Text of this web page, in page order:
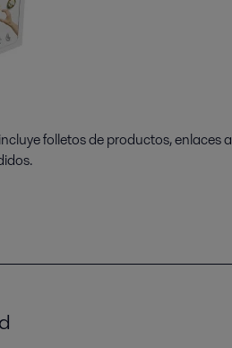
folletos de productos, enlaces a